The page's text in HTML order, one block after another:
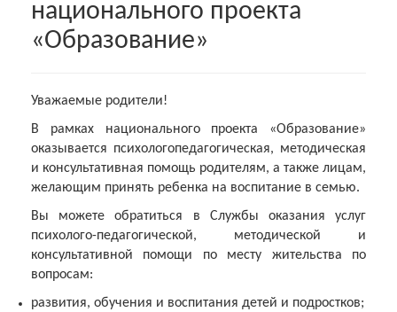
национального проекта
«Образование»
Уважаемые родители!
В рамках национального проекта «Образование»
оказывается психологопедагогическая, методическая
и консультативная помощь родителям, а также лицам,
желающим принять ребенка на воспитание в семью.
Вы можете обратиться в Службы оказания услуг
психолого-педагогической, методической и
консультативной помощи по месту жительства по
вопросам:
развития, обучения и воспитания детей и подростков;